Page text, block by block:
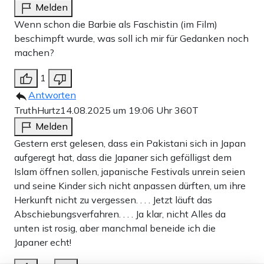
Dieser Artikel ist kostenlos für alle –
Melden
Wenn schon die Barbie als Faschistin (im Film)
beschimpft wurde, was soll ich mir für Gedanken noch
machen?
1
Antworten
TruthHurtz14.08.2025 um 19:06 Uhr360T
Melden
Gestern erst gelesen, dass ein Pakistani sich in Japan
aufgeregt hat, dass die Japaner sich gefälligst dem
Islam öffnen sollen, japanische Festivals unrein seien
und seine Kinder sich nicht anpassen dürften, um ihre
Herkunft nicht zu vergessen. . . . Jetzt läuft das
Abschiebungsverfahren. . . . Ja klar, nicht Alles da
unten ist rosig, aber manchmal beneide ich die
Japaner echt!